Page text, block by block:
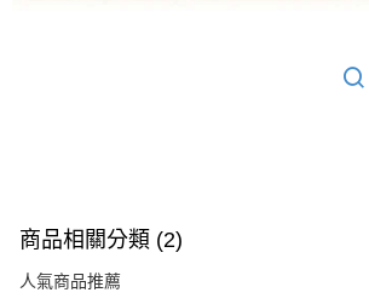
商品相關分類 (2)
人氣商品推薦